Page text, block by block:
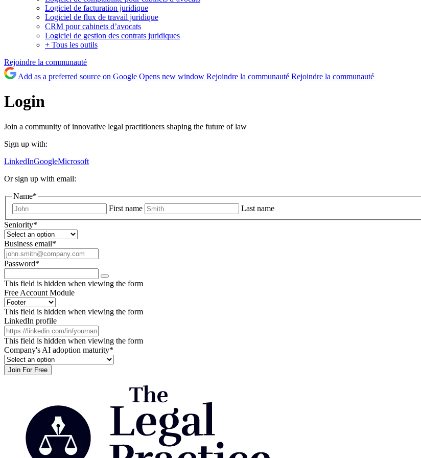
Logiciel de facturation juridique
Logiciel de flux de travail juridique
CRM pour cabinets d’avocats
Logiciel de gestion des contrats juridiques
+ Tous les outils
Rejoindre la communauté
Add as a preferred source on Google Opens new window Rejoindre la communauté Rejoindre la communauté
Login
Join a community of innovative legal practitioners shaping the future of law
Sign up with:
LinkedInGoogleMicrosoft
Or sign up with email:
Name*
First name
Last name
Seniority*
Business email*
Password*
This field is hidden when viewing the form
Free Account Module
This field is hidden when viewing the form
LinkedIn profile
This field is hidden when viewing the form
Company's AI adoption maturity*